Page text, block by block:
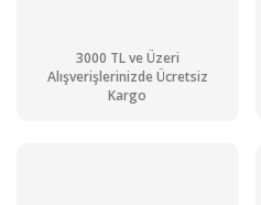
3000 TL ve Üzeri
Alışverişlerinizde Ücretsiz
Kargo